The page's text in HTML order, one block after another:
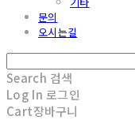
문의
오시는길
Search 검색
Log In 로그인
Cart장바구니